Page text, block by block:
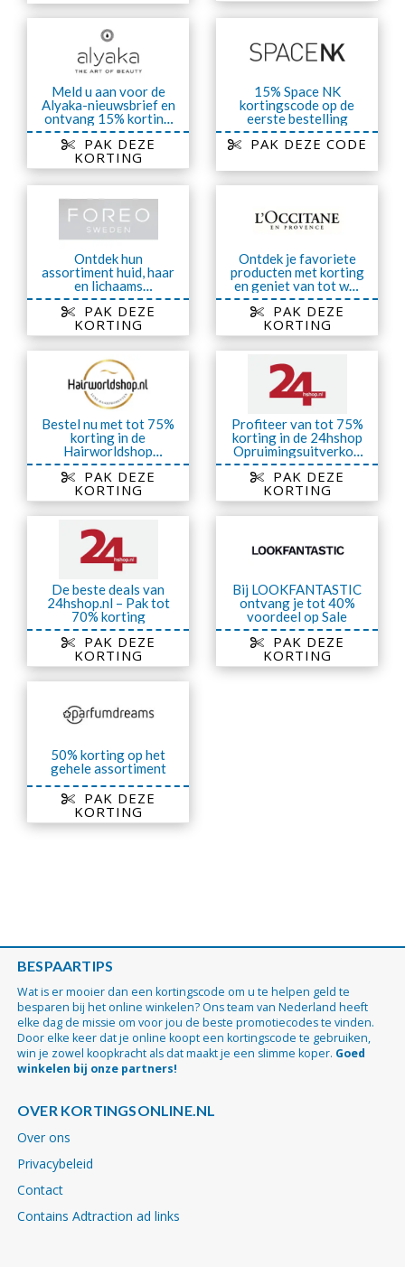
Meld u aan voor de
Alyaka-nieuwsbrief en
ontvang 15% korting
op uw volgende
aankoop
PAK DEZE
KORTING
15% Space NK
kortingscode op de
eerste bestelling
PAK DEZE CODE
Ontdek hun
assortiment huid, haar
en lichaams
verzorgingsartikelen
met tot wel 70%
korting
PAK DEZE
KORTING
Ontdek je favoriete
producten met korting
en geniet van tot wel
50% korting
PAK DEZE
KORTING
Bestel nu met tot 75%
korting in de
Hairworldshop
Uitverkoop
PAK DEZE
KORTING
Profiteer van tot 75%
korting in de 24hshop
Opruimingsuitverkoo
p
PAK DEZE
KORTING
De beste deals van
24hshop.nl – Pak tot
70% korting
PAK DEZE
KORTING
Bij LOOKFANTASTIC
ontvang je tot 40%
voordeel op Sale
PAK DEZE
KORTING
50% korting op het
gehele assortiment
PAK DEZE
KORTING
BESPAARTIPS
Wat is er mooier dan een kortingscode om u te helpen geld te
besparen bij het online winkelen? Ons team van Nederland heeft
elke dag de missie om voor jou de beste promotiecodes te vinden.
Door elke keer dat je online koopt een kortingscode te gebruiken,
win je zowel koopkracht als dat maakt je een slimme koper. Goed
winkelen bij onze partners!
OVER KORTINGSONLINE.NL
Over ons
Privacybeleid
Contact
Contains Adtraction ad links